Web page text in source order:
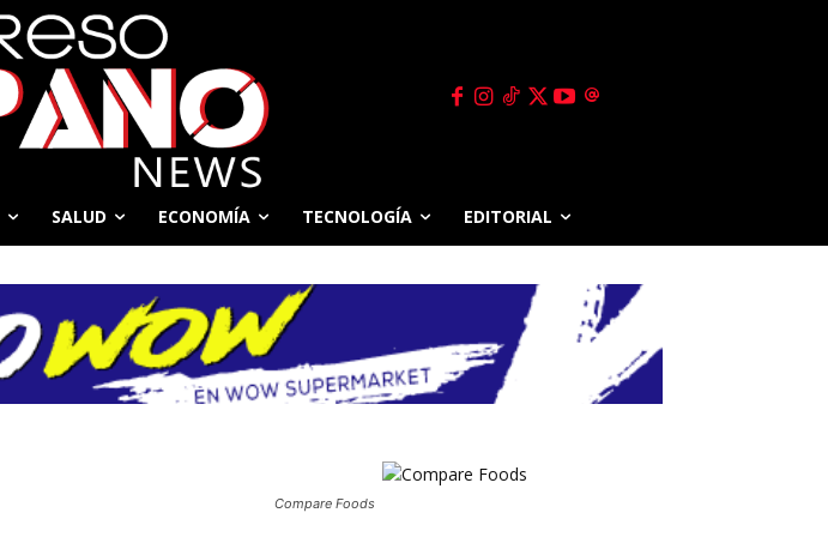
SALUD ECONOMÍA TECNOLOGÍA EDITORIAL
Compare Foods